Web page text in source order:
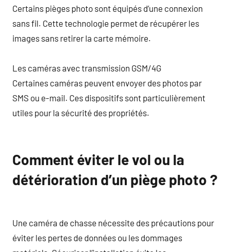
Certains pièges photo sont équipés d’une connexion
sans fil. Cette technologie permet de récupérer les
images sans retirer la carte mémoire.
Les caméras avec transmission GSM/4G
Certaines caméras peuvent envoyer des photos par
SMS ou e-mail. Ces dispositifs sont particulièrement
utiles pour la sécurité des propriétés.
Comment éviter le vol ou la
détérioration d’un piège photo ?
Une caméra de chasse nécessite des précautions pour
éviter les pertes de données ou les dommages